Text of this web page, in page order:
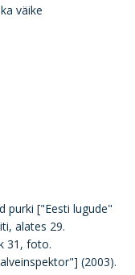
väike
purki ["Eesti lugude"
alates 29.
31, foto.
(2003).